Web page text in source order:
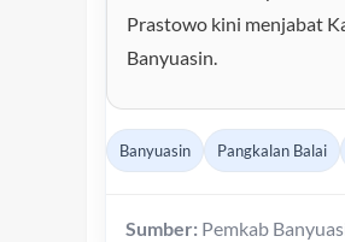
Prastowo kini menjabat
Banyuasin.
Banyuasin Pangkalan Balai
Sumber: Pemkab